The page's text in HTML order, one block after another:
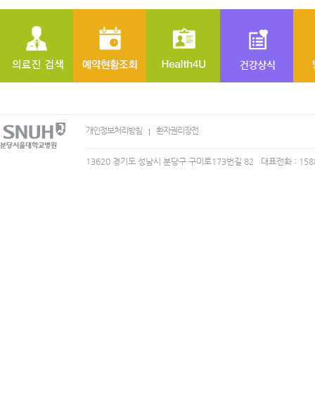
개인정보처리방침 환자권리장전
13620 경기도 성남시 분당구 구미로173번길 82 대표전화 :